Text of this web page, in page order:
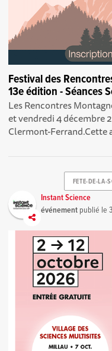
Festival des
13e édition - Séances
Les Rencontres
et vendredi 4 décembre
Clermont-Ferrand.Cette
FETE-DE-LA-
Instant Science
événement publié le